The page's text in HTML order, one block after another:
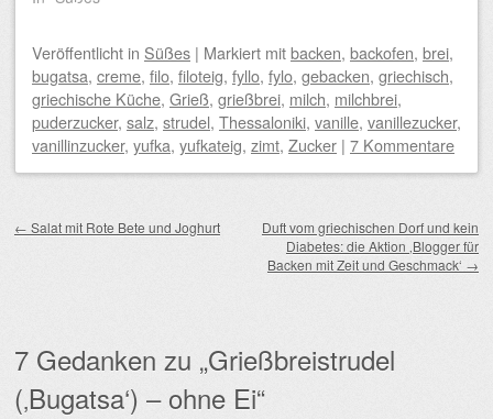
Veröffentlicht in Süßes | Markiert mitbacken, backofen, brei,
bugatsa, creme, filo, filoteig, fyllo, fylo, gebacken, griechisch,
griechische Küche, Grieß, grießbrei, milch, milchbrei,
puderzucker, salz, strudel, Thessaloniki, vanille, vanillezucker,
vanillinzucker, yufka, yufkateig, zimt, Zucker | 7 Kommentare
← Salat mit Rote Bete und Joghurt
Duft vom griechischen Dorf und kein
Diabetes: die Aktion ‚Blogger für
Backen mit Zeit und Geschmack‘ →
7 Gedanken zu „Grießbreistrudel
(‚Bugatsa‘) – ohne Ei“